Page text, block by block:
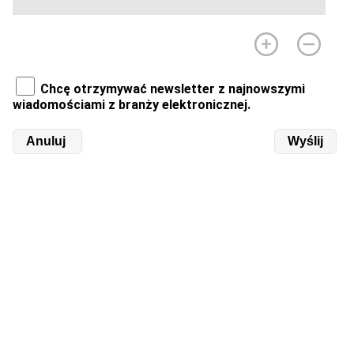
Chcę otrzymywać newsletter z najnowszymi
wiadomościami z branży elektronicznej.